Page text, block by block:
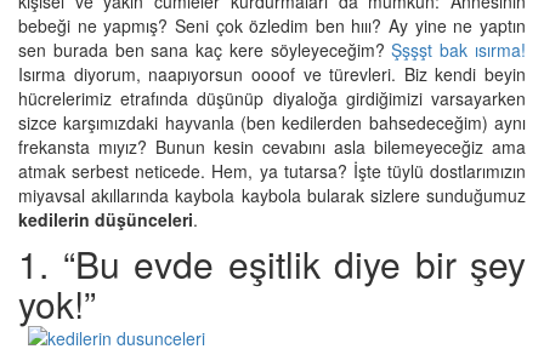
bebeği ne yapmış? Seni çok özledim ben hııı? Ay yine ne yaptın
sen burada ben sana kaç kere söyleyeceğim?Şşşşt bak ısırma!
Isırma diyorum, naapıyorsun oooof ve türevleri. Biz kendi beyin
hücrelerimiz etrafında düşünüp diyaloğa girdiğimizi varsayarken
sizce karşımızdaki hayvanla (ben kedilerden bahsedeceğim) aynı
frekansta mıyız? Bunun kesin cevabını asla bilemeyeceğiz ama
atmak serbest neticede. Hem, ya tutarsa? İşte tüylü dostlarımızın
miyavsal akıllarında kaybola kaybola bularak sizlere sunduğumuz
kedilerin düşünceleri.
1. “Bu evde eşitlik diye bir şey
yok!”